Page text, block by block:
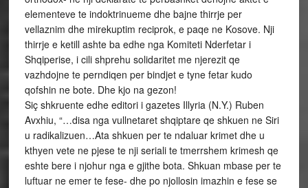
elementeve te indoktrinueme dhe bajne thirrje per
vellaznim dhe mirekuptim reciprok, e paqe ne Kosove. Nji
thirrje e ketill ashte ba edhe nga Komiteti Nderfetar i
Shqiperise, i cili shprehu solidaritet me njerezit qe
vazhdojne te perndiqen per bindjet e tyne fetar kudo
qofshin ne bote. Dhe kjo na gezon!
Siç shkruente edhe editori i gazetes Illyria (N.Y.) Ruben
Avxhiu, “…disa nga vullnetaret shqiptare qe shkuen ne Siri
u radikalizuen…Ata shkuen per te ndaluar krimet dhe u
kthyen vete ne pjese te nji seriali te tmerrshem krimesh qe
eshte bere i njohur nga e gjithe bota. Shkuan mbase per te
luftuar ne emer te fese- dhe po njollosin imazhin e fese se